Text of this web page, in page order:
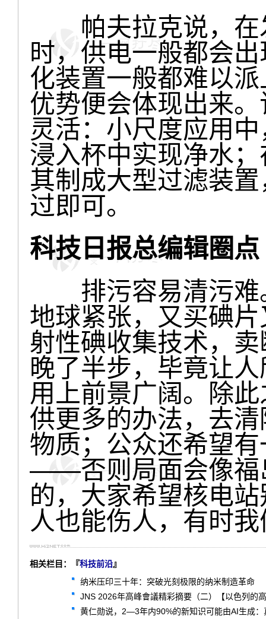
帕夫拉克说，在
时，供电一般都会
化装置一般都难以
优势便会体现出来
灵活：小尺度应用
浸入杯中实现净水
其制成大型过滤装
过即可。
科技日报总编辑圈点
排污容易清污难
地球紧张，又买碘
射性碘收集技术，卖
晚了半步，毕竟让
用上前景广阔。除
供更多的办法，去
物质；公众还希望
——否则局面会像福
的，大家希望核电
人也能伤人，有时
相关栏目：『科技前沿』
纳米压印三十年：突破光刻极限的纳米制造革命
JNS 2026年高峰會議精彩摘要（二）【以色列的
黄仁勋说，2—3年内90%的新知识可能由AI生成